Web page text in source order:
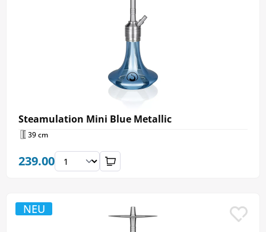
Steamulation Mini Blue Metallic
39 cm
239.00
NEU